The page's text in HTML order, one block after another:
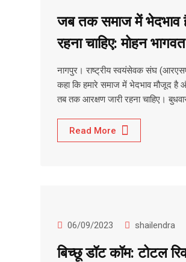
जब तक समाज में
रहना चाहिए: मोहन भागवत
नागपुर। राष्ट्रीय स्वयंसेवक संघ
कहा कि हमारे समाज में भेदभाव मौजूद है
तब तक आरक्षण जारी रहना चाहिए।
Read More
06/09/2023 shailendra
बिच्छू डॉट कॉम: टोटल